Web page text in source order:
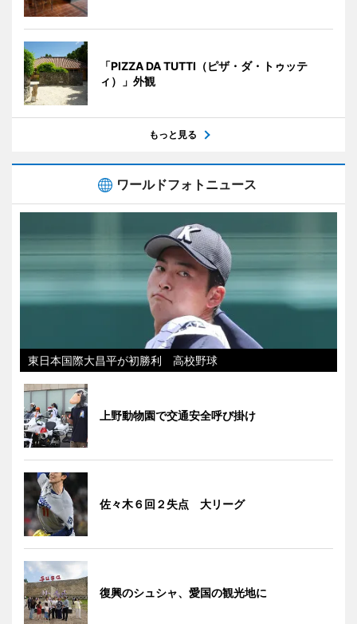
「PIZZA DA TUTTI（ピザ・ダ・トゥッテ
ィ）」外観
もっと見る
ワールドフォトニュース
東日本国際大昌平が初勝利 高校野球
上野動物園で交通安全呼び掛け
佐々木６回２失点 大リーグ
復興のシュシャ、愛国の観光地に